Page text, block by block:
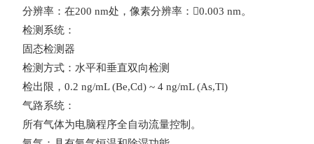
分辨率：在200 nm处，像素分辨率：0.003 nm。
检测系统：
固态检测器
检测方式：水平和垂直双向检测
检出限， 0.2 ng/mL (Be,Cd) ~ 4 ng/mL (As,Tl)
气路系统：
所有气体为电脑程序全自动流量控制。